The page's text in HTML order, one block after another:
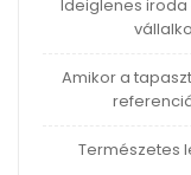
Ideiglenes
Amikor a
Természetes